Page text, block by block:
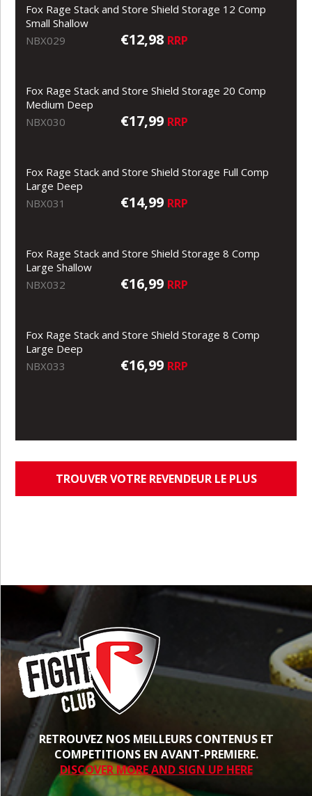
Fox Rage Stack and Store Shield Storage 12 Comp
Small Shallow
NBX029
€12,98 RRP
Fox Rage Stack and Store Shield Storage 20 Comp
Medium Deep
NBX030
€17,99 RRP
Fox Rage Stack and Store Shield Storage Full Comp
Large Deep
NBX031
€14,99 RRP
Fox Rage Stack and Store Shield Storage 8 Comp
Large Shallow
NBX032
€16,99 RRP
Fox Rage Stack and Store Shield Storage 8 Comp
Large Deep
NBX033
€16,99 RRP
TROUVER VOTRE REVENDEUR LE PLUS
RETROUVEZ NOS MEILLEURS CONTENUS ET
COMPETITIONS EN AVANT-PREMIERE.
DISCOVER MORE AND SIGN UP HERE